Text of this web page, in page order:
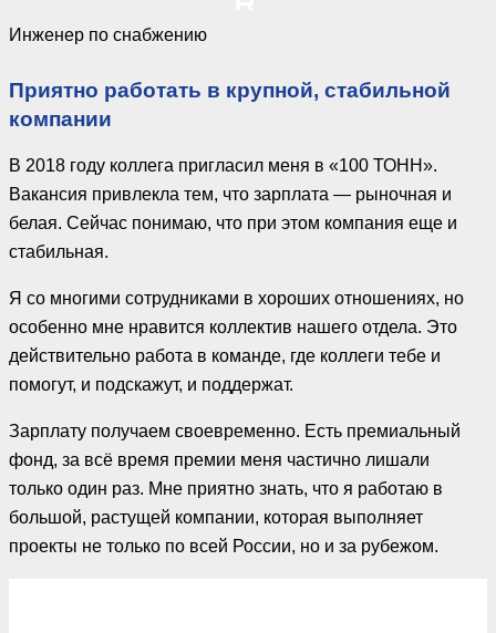
Инженер по снабжению
Приятно работать в крупной, стабильной
компании
В 2018 году коллега пригласил меня в «100 ТОНН».
Вакансия привлекла тем, что зарплата — рыночная и
белая. Сейчас понимаю, что при этом компания еще и
стабильная.
Я со многими сотрудниками в хороших отношениях, но
особенно мне нравится коллектив нашего отдела. Это
действительно работа в команде, где коллеги тебе и
помогут, и подскажут, и поддержат.
Зарплату получаем своевременно. Есть премиальный
фонд, за всё время премии меня частично лишали
только один раз. Мне приятно знать, что я работаю в
большой, растущей компании, которая выполняет
проекты не только по всей России, но и за рубежом.